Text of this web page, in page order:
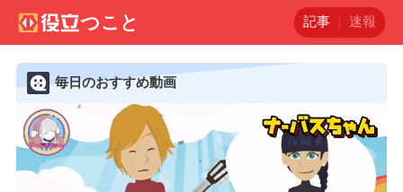
記事 速報
毎日のおすすめ動画